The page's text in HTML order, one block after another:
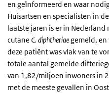
en geïnformeerd en waar
Huisartsen en specialisten in
laatste jaren is er in
cutane C. diphtheriaegemeld,
deze patiënt was vlak van te
totale aantal gemelde
van 1,82/miljoen inwoners in
met de meeste gevallen in